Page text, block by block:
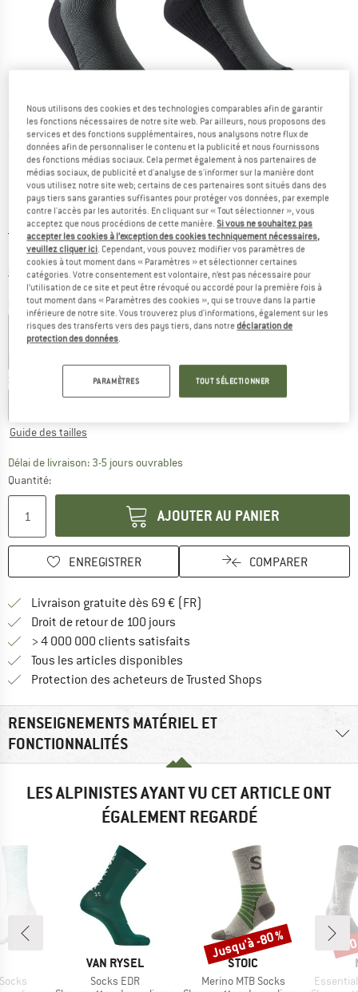
Photos détaillées
Prix initial :
14,95€
Prix:
10,47€ TVA incl.
hors Frais de livraisonInformations sur les frais de livraison. Ouvre une
Couleur:Iron Gate
-30 % -30 % -30 %
Sélectionner taille:
Guide des tailles
Délai de livraison: 3-5 jours ouvrablesLe lien s'ouvre dans une boîte
Quantité:
AJOUTER AU PANIER
ENREGISTRER COMPARER
Livraison gratuite dès 69 € (FR)
Droit de retour de 100 jours
> 4 000 000 clients satisfaits
Tous les articles disponibles
Protection des acheteurs de Trusted Shops
RENSEIGNEMENTS MATÉRIEL ET
FONCTIONNALITÉS
LES ALPINISTES AYANT VU CET ARTICLE ONT
ÉGALEMENT REGARDÉ
MARQUE
VAN RYSEL
Article
Socks EDR
MARQUE
STOIC
Article
Merino MTB Socks
Remise
Jusqu'à -80 %
Article
-
Nous utilisons des cookies et des technologies comparables afin de garantir
les fonctions nécessaires de notre site web. Par ailleurs, nous proposons des
services et des fonctions supplémentaires, nous analysons notre flux de
données afin de personnaliser le contenu et la publicité et nous fournissons
des fonctions médias sociaux. Cela permet également à nos partenaires de
médias sociaux, de publicité et d'analyse de s'informer sur la manière dont
vous utilisez notre site web; certains de ces partenaires sont situés dans des
pays tiers sans garanties suffisantes pour protéger vos données, par exemple
contre l'accès par les autorités. En cliquant sur « Tout sélectionner », vous
acceptez que nous procédions de cette manière.Si vous ne souhaitez pas
accepter les cookies à l’exception des cookies techniquement nécessaires,
veuillez cliquer ici. Cependant, vous pouvez modifier vos paramètres de
cookies à tout moment dans « Paramètres » et sélectionner certaines
catégories. Votre consentement est volontaire, n’est pas nécessaire pour
l’utilisation de ce site et peut être révoqué ou accordé pour la première fois à
tout moment dans « Paramètres des cookies », qui se trouve dans la partie
inférieure de notre site. Vous trouverez plus d'informations, également sur les
risques des transferts vers des pays tiers, dans notredéclaration de
protection des données.
PARAMÈTRES TOUT SÉLECTIONNER